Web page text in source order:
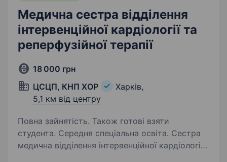
Медична сестра відділення
інтервенційної кардіології та
реперфузійної терапії
18 000 грн
ЦСЦП, КНП ХОР
Харків,
5,1 км від центру
Повна зайнятість. Також готові взяти
студента. Середня спеціальна освіта. Сестра
медична відділення інтервенційної кардіології